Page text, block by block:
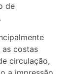
de
as costas
circulação,